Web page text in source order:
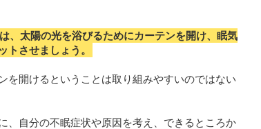
、太陽の光を浴びるためにカーテンを開け、眠気
トさせましょう。
を開けるということは取り組みやすいのではない
、自分の不眠症状や原因を考え、できるところか